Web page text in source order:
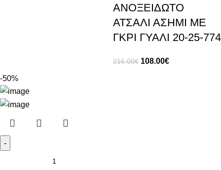
ANOΞΕΙΔΩΤΟ
ΑΤΣΑΛΙ ΑΣΗΜΙ ΜΕ
ΓΚΡΙ ΓΥΑΛΙ 20-25-774
216.00€ 108.00€
-50%